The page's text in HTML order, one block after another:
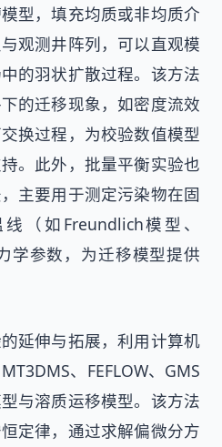
型，填充均质或非均质介
观测井阵列，可以直观模
的羽状扩散过程。该方法
的迁移现象，如密度流效
换过程，为校验数值模型
。此外，批量平衡实验也
主要用于测定污染物在固
（如Freundlich模型、
学参数，为迁移模型提供
延伸与拓展，利用计算机
、FEFLOW、GMS
与溶质运移模型。该方法
定律，通过求解偏微分方